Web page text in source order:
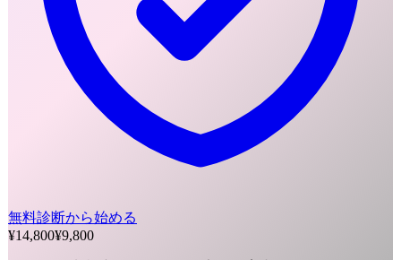
無料診断から始める
¥14,800¥9,800